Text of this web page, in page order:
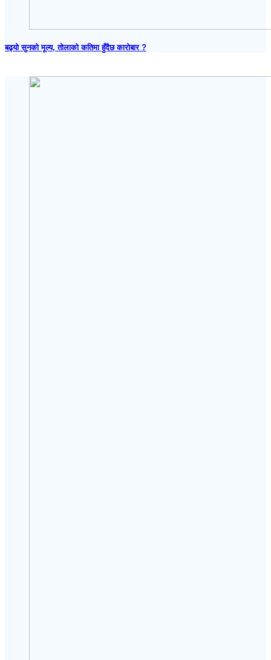
बढ्यो सुनको मूल्य, तोलाको कतिमा हुँदैछ कारोबार ?